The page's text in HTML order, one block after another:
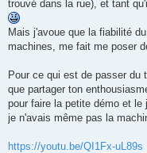
trouvé dans la rue), et tant
Mais j'avoue que la fiabilité
machines, me fait me poser
Pour ce qui est de passer du
que partager ton
pour faire la petite démo et le
je n'avais même pas la
https://youtu.be/QI1Fx-uL89s